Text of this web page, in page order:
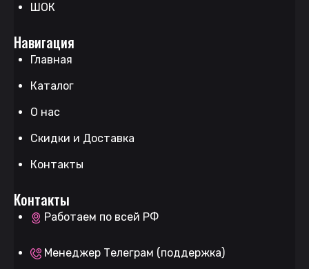
ШОК
Навигация
Главная
Каталог
О нас
Скидки и Доставка
Контакты
Контакты
Работаем по всей РФ
Менеджер Телеграм (поддержка)